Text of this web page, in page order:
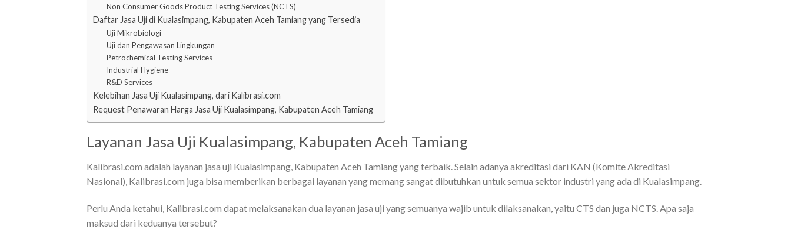
Non Consumer Goods Product Testing Services (NCTS)
Daftar Jasa Uji di Kualasimpang, Kabupaten Aceh Tamiang yang Tersedia
Uji Mikrobiologi
Uji dan Pengawasan Lingkungan
Petrochemical Testing Services
Industrial Hygiene
R&D Services
Kelebihan Jasa Uji Kualasimpang, dari Kalibrasi.com
Request Penawaran Harga Jasa Uji Kualasimpang, Kabupaten Aceh Tamiang
Layanan Jasa Uji Kualasimpang, Kabupaten Aceh Tamiang
Kalibrasi.com adalah layanan jasa uji Kualasimpang, Kabupaten Aceh Tamiang yang terbaik. Selain adanya akreditasi dari KAN (Komite Akreditasi
Nasional), Kalibrasi.com juga bisa memberikan berbagai layanan yang memang sangat dibutuhkan untuk semua sektor industri yang ada di Kualasimpang.
Perlu Anda ketahui, Kalibrasi.com dapat melaksanakan dua layanan jasa uji yang semuanya wajib untuk dilaksanakan, yaitu CTS dan juga NCTS. Apa saja
maksud dari keduanya tersebut?